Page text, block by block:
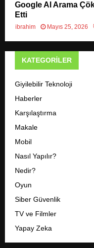
Google AI Arama
Etti
ibrahim Mayıs 25, 2026
KATEGORILER
Giyilebilir Teknoloji
Haberler
Karşılaştırma
Makale
Mobil
Nasıl Yapılır?
Nedir?
Oyun
Siber Güvenlik
TV ve Filmler
Yapay Zeka